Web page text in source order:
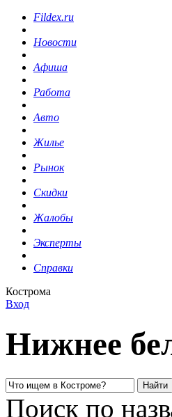
Fildex.ru
Новости
Афиша
Работа
Авто
Жилье
Рынок
Скидки
Жалобы
Эксперты
Справки
Кострома
Вход
Нижнее
Поиск по